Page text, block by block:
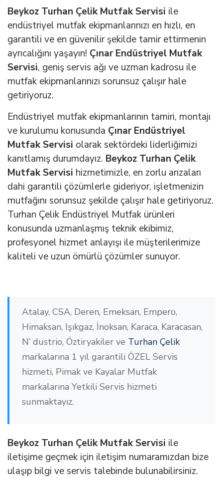
Beykoz Turhan Çelik Mutfak Servisi ile
endüstriyel mutfak ekipmanlarınızı en hızlı, en
garantili ve en güvenilir şekilde tamir ettirmenin
ayrıcalığını yaşayın! Çınar Endüstriyel Mutfak
Servisi, geniş servis ağı ve uzman kadrosu ile
mutfak ekipmanlarınızı sorunsuz çalışır hale
getiriyoruz.
Endüstriyel mutfak ekipmanlarının tamiri, montajı
ve kurulumu konusunda Çınar Endüstriyel
Mutfak Servisi olarak sektördeki liderliğimizi
kanıtlamış durumdayız. Beykoz Turhan Çelik
Mutfak Servisi hizmetimizle, en zorlu arızaları
dahi garantili çözümlerle gideriyor, işletmenizin
mutfağını sorunsuz şekilde çalışır hale getiriyoruz.
Turhan Çelik Endüstriyel Mutfak ürünleri
konusunda uzmanlaşmış teknik ekibimiz,
profesyonel hizmet anlayışı ile müşterilerimize
kaliteli ve uzun ömürlü çözümler sunuyor.
Atalay, CSA, Deren, Emeksan, Empero,
Himaksan, Işıkgaz, İnoksan, Karaca, Karacasan,
N’ dustrio, Öztiryakiler ve Turhan Çelik
markalarına 1 yıl garantili ÖZEL Servis
hizmeti, Pimak ve Kayalar Mutfak
markalarına Yetkili Servis hizmeti
sunmaktayız.
Beykoz Turhan Çelik Mutfak Servisi ile
iletişime geçmek için iletişim numaramızdan bize
ulaşıp bilgi ve servis talebinde bulunabilirsiniz.